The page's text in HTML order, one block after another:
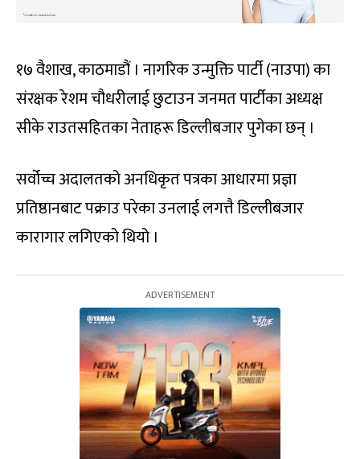
१७ वैशाख, काठमाडौं । नागरिक उन्मुक्ति पार्टी (नाउपा) का
संरक्षक रेशम चौधरीलाई छुटाउन जनमत पार्टीका अध्यक्ष
सीके राउतसहितका नेताहरू डिल्लीबजार पुगेका छन् ।
सर्वोच्च अदालतको अनधिकृत पत्रका आधारमा प्रज्ञा
प्रतिष्ठानबाट पक्राउ परेका उनलाई लगत्तै डिल्लीबजार
कारागार लगिएको थियो ।